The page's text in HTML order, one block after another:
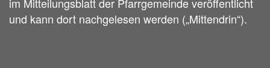
im Mitteilungsblatt der Pfarrgemeinde veröffentlicht
und kann dort nachgelesen werden („Mittendrin“).